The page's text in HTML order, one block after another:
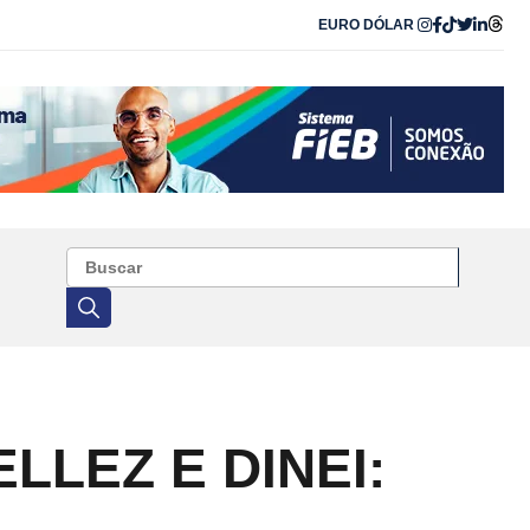
EURO DÓLAR
E DINEI: